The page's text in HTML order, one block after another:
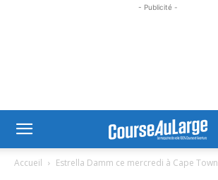
- Publicité -
Accueil Estrella Damm ce mercredi à Cape Town